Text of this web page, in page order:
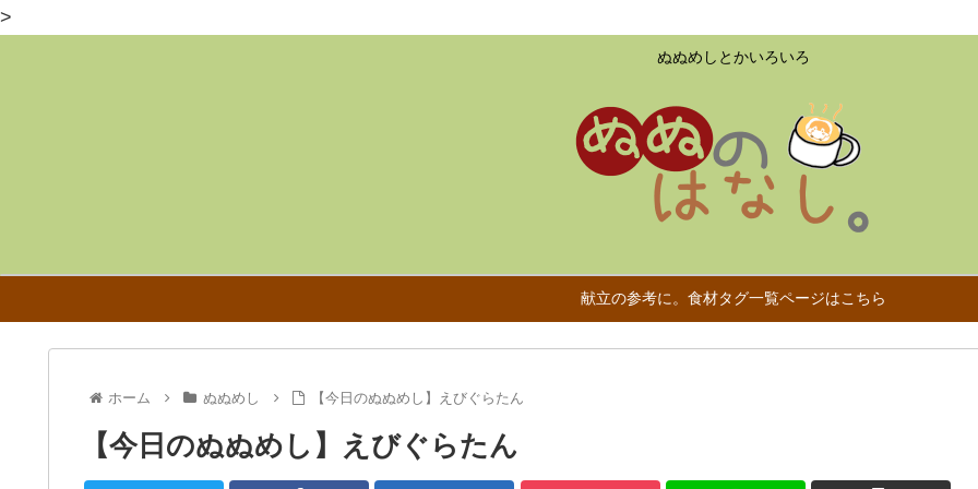
>
ぬぬめしとかいろいろ
献立の参考に。食材タグ一覧ページはこちら
ホーム ぬぬめし 【今日のぬぬめし】えびぐらたん
【今日のぬぬめし】えびぐらたん